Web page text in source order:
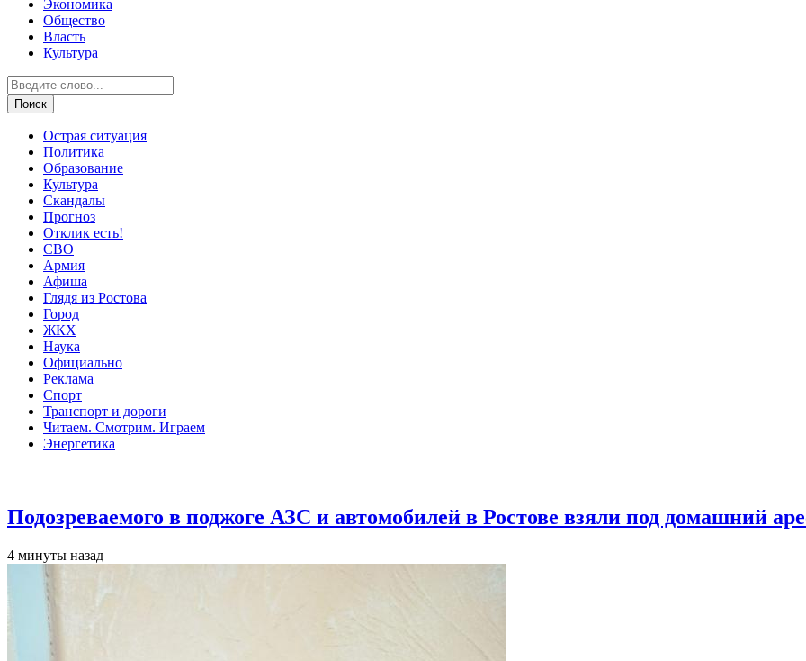
Экономика
Общество
Власть
Культура
Острая ситуация
Политика
Образование
Культура
Скандалы
Прогноз
Отклик есть!
СВО
Армия
Афиша
Глядя из Ростова
Город
ЖКХ
Наука
Официально
Реклама
Спорт
Транспорт и дороги
Читаем. Смотрим. Играем
Энергетика
Подозреваемого в поджоге АЗС и автомобилей в Ростове взяли под домашний
4 минуты назад